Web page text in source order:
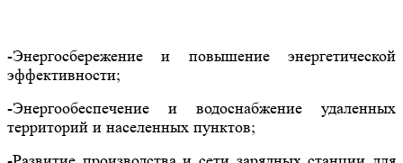
-Энергосбережение и повышение энергетической
эффективности;
-Энергообеспечение и водоснабжение удаленных
территорий и населенных пунктов;